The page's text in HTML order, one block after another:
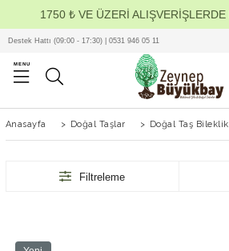
1750 ₺ VE ÜZERİ ALIŞVERİŞLERDE
MENU
Destek Hattı (09:00 - 17:30) | 0531 946 05 11
Anasayfa > Doğal Taşlar > Doğal Taş Bileklik
Filtreleme